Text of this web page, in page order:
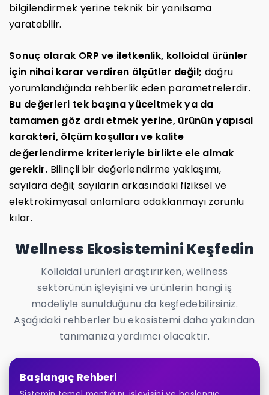
bilgilendirmek yerine teknik bir yanılsama
yaratabilir.
Sonuç olarak ORP ve iletkenlik, kolloidal ürünler
için nihai karar verdiren ölçütler değil; doğru
yorumlandığında rehberlik eden parametrelerdir.
Bu değerleri tek başına yüceltmek ya da
tamamen göz ardı etmek yerine, ürünün yapısal
karakteri, ölçüm koşulları ve kalite
değerlendirme kriterleriyle birlikte ele almak
gerekir. Bilinçli bir değerlendirme yaklaşımı,
sayılara değil; sayıların arkasındaki fiziksel ve
elektrokimyasal anlamlara odaklanmayı zorunlu
kılar.
Wellness Ekosistemini Keşfedin
Kolloidal ürünleri araştırırken, wellness
sektörünün işleyişini ve ürünlerin hangi iş
modeliyle sunulduğunu da keşfedebilirsiniz.
Aşağıdaki rehberler bu ekosistemi daha yakından
tanımanıza yardımcı olacaktır.
Başlangıç Rehberi